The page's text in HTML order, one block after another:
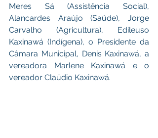
Meres Sá (Assistência Social),
Alancardes Araújo (Saúde), Jorge
Carvalho (Agricultura), Edileuso
Kaxinawá (Indígena), o Presidente da
Câmara Municipal, Denis Kaxinawá, a
vereadora Marlene Kaxinawá e o
vereador Claúdio Kaxinawá.